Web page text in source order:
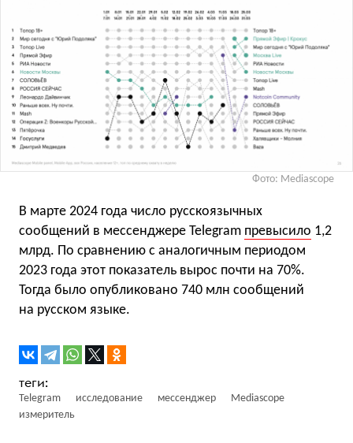
Фото: Mediascope
В марте 2024 года число русскоязычных
сообщений в мессенджере Telegram превысило 1,2
млрд. По сравнению с аналогичным периодом
2023 года этот показатель вырос почти на 70%.
Тогда было опубликовано 740 млн сообщений
на русском языке.
Telegram исследование мессенджер
Mediascope
измеритель